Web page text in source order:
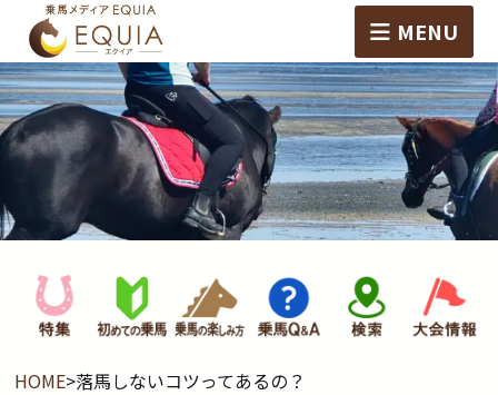
MENU
HOME>落馬しないコツってあるの？